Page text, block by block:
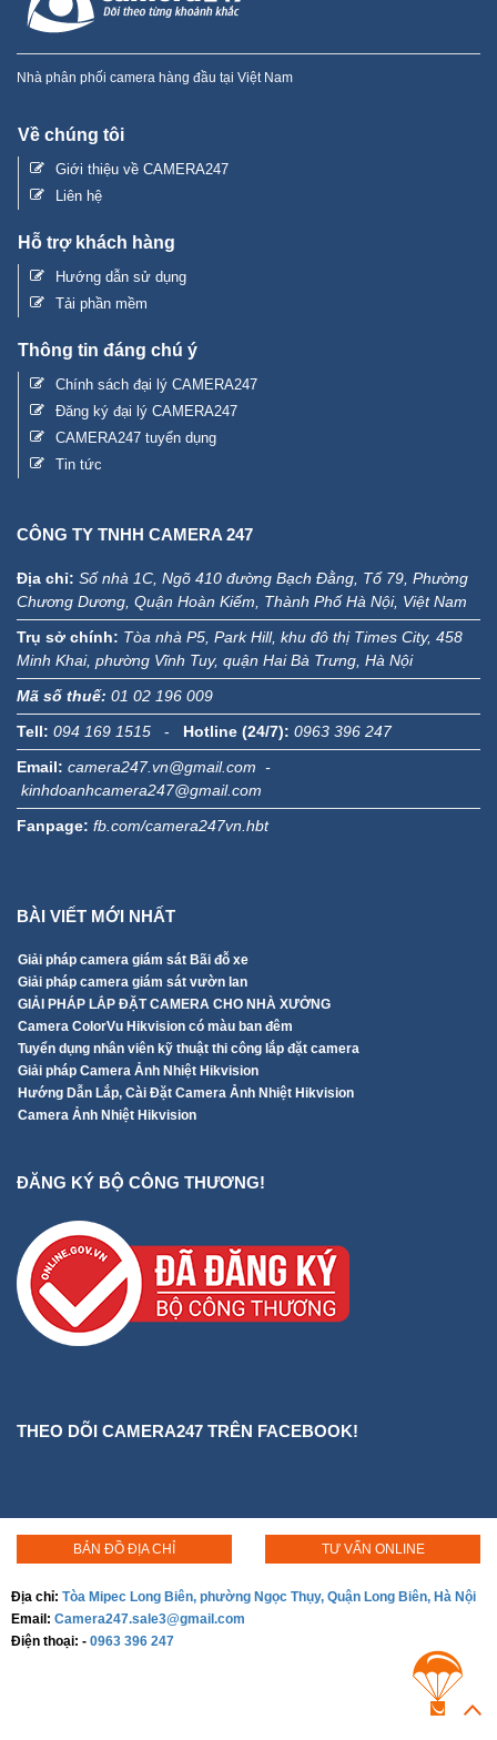
Nhà phân phối camera hàng đầu tại Việt Nam
Về chúng tôi
Giới thiệu về CAMERA247
Liên hệ
Hỗ trợ khách hàng
Hướng dẫn sử dụng
Tải phần mềm
Thông tin đáng chú ý
Chính sách đại lý CAMERA247
Đăng ký đại lý CAMERA247
CAMERA247 tuyển dụng
Tin tức
CÔNG TY TNHH CAMERA 247
Địa chỉ: Số nhà 1C, Ngõ 410 đường Bạch Đằng, Tổ 79, Phường
Chương Dương, Quận Hoàn Kiếm, Thành Phố Hà Nội, Việt Nam
Trụ sở chính: Tòa nhà P5, Park Hill, khu đô thị Times City, 458
Minh Khai, phường Vĩnh Tuy, quận Hai Bà Trưng, Hà Nội
Mã số thuế: 01 02 196 009
Tell: 094 169 1515 - Hotline (24/7): 0963 396 247
Email: camera247.vn@gmail.com -
kinhdoanhcamera247@gmail.com
Fanpage: fb.com/camera247vn.hbt
BÀI VIẾT MỚI NHẤT
Giải pháp camera giám sát Bãi đỗ xe
Giải pháp camera giám sát vườn lan
GIẢI PHÁP LẮP ĐẶT CAMERA CHO NHÀ XƯỞNG
Camera ColorVu Hikvision có màu ban đêm
Tuyển dụng nhân viên kỹ thuật thi công lắp đặt camera
Giải pháp Camera Ảnh Nhiệt Hikvision
Hướng Dẫn Lắp, Cài Đặt Camera Ảnh Nhiệt Hikvision
Camera Ảnh Nhiệt Hikvision
ĐĂNG KÝ BỘ CÔNG THƯƠNG!
THEO DÕI CAMERA247 TRÊN FACEBOOK!
BẢN ĐỒ ĐỊA CHỈ TƯ VẤN ONLINE
Địa chỉ: Tòa Mipec Long Biên, phường Ngọc Thụy, Quận Long Biên, Hà Nội
Email: Camera247.sale3@gmail.com
Điện thoại: - 0963 396 247